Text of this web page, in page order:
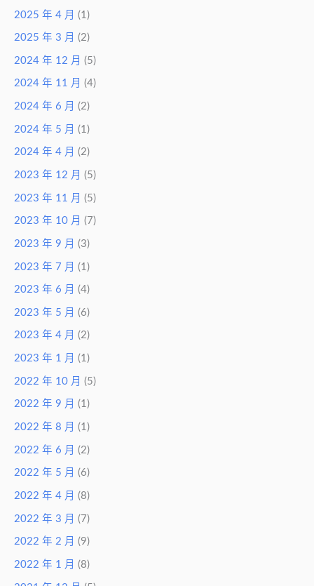
2025 年 4 月 (1)
2025 年 3 月 (2)
2024 年 12 月 (5)
2024 年 11 月 (4)
2024 年 6 月 (2)
2024 年 5 月 (1)
2024 年 4 月 (2)
2023 年 12 月 (5)
2023 年 11 月 (5)
2023 年 10 月 (7)
2023 年 9 月 (3)
2023 年 7 月 (1)
2023 年 6 月 (4)
2023 年 5 月 (6)
2023 年 4 月 (2)
2023 年 1 月 (1)
2022 年 10 月 (5)
2022 年 9 月 (1)
2022 年 8 月 (1)
2022 年 6 月 (2)
2022 年 5 月 (6)
2022 年 4 月 (8)
2022 年 3 月 (7)
2022 年 2 月 (9)
2022 年 1 月 (8)